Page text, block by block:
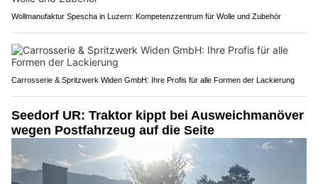
Wollmanufaktur Spescha in Luzern: Kompetenzzentrum für Wolle und Zubehör
Carrosserie & Spritzwerk Widen GmbH: Ihre Profis für alle Formen der Lackierung
Seedorf UR: Traktor kippt bei Ausweichmanöver
wegen Postfahrzeug auf die Seite